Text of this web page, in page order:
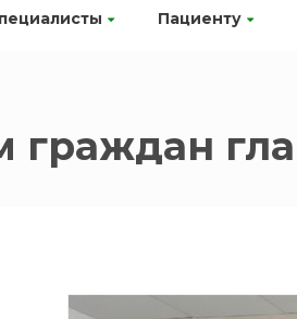
Пациенту